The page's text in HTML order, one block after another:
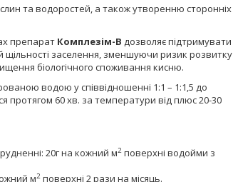
та водоростей, а також утворенню сторонніх
препарат Комплезім-В дозволяє підтримувати
заселення, зменшуючи ризик розвитку
біологічного споживання кисню.
водою у співвідношенні 1:1 – 1:1,5 до
протягом 60 хв. за температури від плюс 20-30
20г на кожний м2 поверхні водойми з
м2 поверхні 2 рази на місяць.